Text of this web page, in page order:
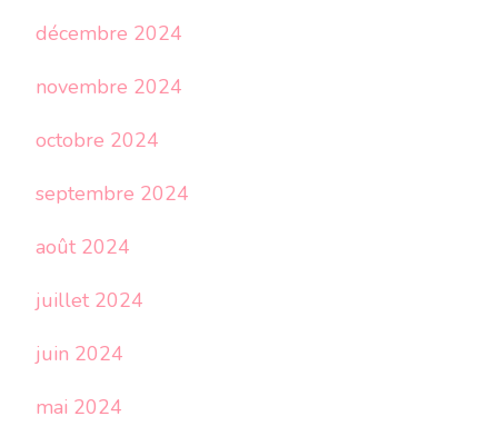
décembre 2024
novembre 2024
octobre 2024
septembre 2024
août 2024
juillet 2024
juin 2024
mai 2024